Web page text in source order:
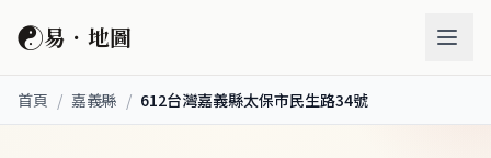
☯易．地圖
首頁 / 嘉義縣 / 612台灣嘉義縣太保市民生路34號